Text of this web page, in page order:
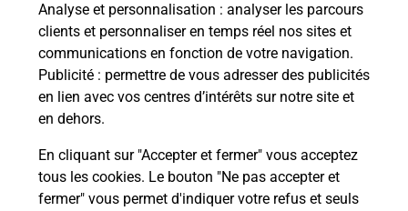
Analyse et personnalisation : analyser les parcours
clients et personnaliser en temps réel nos sites et
communications en fonction de votre navigation.
Publicité : permettre de vous adresser des publicités
en lien avec vos centres d’intérêts sur notre site et
en dehors.
En cliquant sur "Accepter et fermer" vous acceptez
tous les cookies. Le bouton "Ne pas accepter et
fermer" vous permet d'indiquer votre refus et seuls
Quel âge minimum faut-il pour
passer le permis bateau ?
Combien coûte le code bateau ?
Combien de temps est valable le
code bateau ?